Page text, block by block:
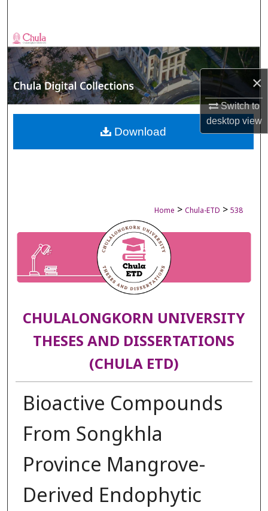
×
Switch to
desktopview
Browse Collections
My Account
About
Digital Commons Network™
Home > Chula-ETD > 538
CHULALONGKORN UNIVERSITY
THESES AND DISSERTATIONS
(CHULA ETD)
Bioactive Compounds
From Songkhla
Province Mangrove-
Derived Endophytic
Download